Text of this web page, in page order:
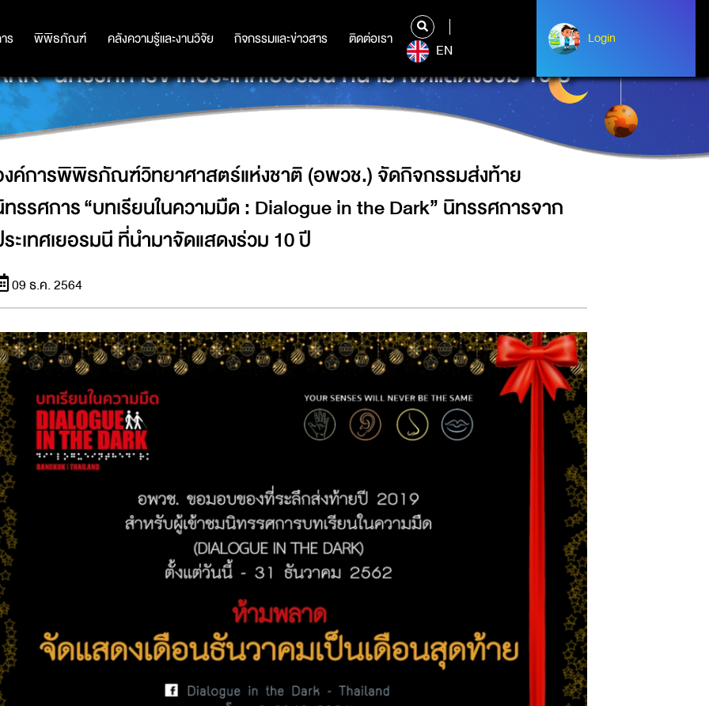
ร พิพิธภัณฑ์ คลังความรู้และงานวิจัย กิจกรรมและข่าวสาร ติดต่อเรา
ร พิพิธภัณฑ์ คลังความรู้และงานวิจัย กิจกรรมและข่าวสาร ติดต่อเรา
EN
Login
Login
ชาติ (อพวช.) จัดกิจกรรมส่งท้าย นิทรรศการ “บทเรียนในความมืด :
นิทรรศการจากประเทศเยอรมนี ที่นำมาจัดแสดงร่วม 10 ปี
ค์การพิพิธภัณฑ์วิทยาศาสตร์แห่งชาติ (อพวช.) จัดกิจกรรมส่งท้าย
รรศการ “บทเรียนในความมืด : Dialogue in the Dark” นิทรรศการจาก
ะเทศเยอรมนี ที่นำมาจัดแสดงร่วม 10 ปี
09 ธ.ค. 2564